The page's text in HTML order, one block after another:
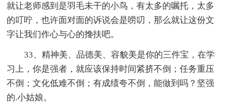
就让老师感到是羽毛未干的小鸟，有太多的嘱托，太多
的叮咛，也许面对面的诉说会是唠叨，那么就让这份文
字让我们作心与心的搀扶吧。
33、精神美、品德美、容貌美是你的三件宝，在学
习上，你是强者，就应该保持时间紧挤不倒；任务重压
不倒；文化低难不倒；有成绩夸不倒，能做到吗？坚强
的.小姑娘。